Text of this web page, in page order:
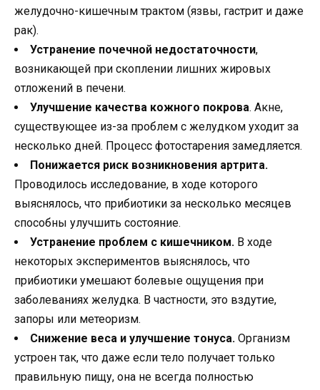
желудочно-кишечным трактом (язвы, гастрит и даже
рак).
Устранение почечной недостаточности,
возникающей при скоплении лишних жировых
отложений в печени.
Улучшение качества кожного покрова. Акне,
существующее из-за проблем с желудком уходит за
несколько дней. Процесс фотостарения замедляется.
Понижается риск возникновения артрита.
Проводилось исследование, в ходе которого
выяснялось, что прибиотики за несколько месяцев
способны улучшить состояние.
Устранение проблем с кишечником. В ходе
некоторых экспериментов выяснялось, что
прибиотики умешают болевые ощущения при
заболеваниях желудка. В частности, это вздутие,
запоры или метеоризм.
Снижение веса и улучшение тонуса. Организм
устроен так, что даже если тело получает только
правильную пищу, она не всегда полностью